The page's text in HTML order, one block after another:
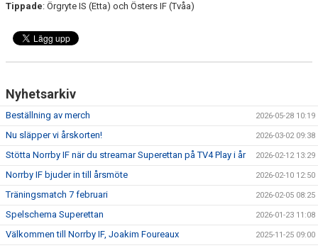
Tippade: Örgryte IS (Etta) och Östers IF (Tvåa)
Nyhetsarkiv
Beställning av merch 2026-05-28 10:19
Nu släpper vi årskorten! 2026-03-02 09:38
Stötta Norrby IF när du streamar Superettan på TV4 Play i år 2026-02-12 13:29
Norrby IF bjuder in till årsmöte 2026-02-10 12:50
Träningsmatch 7 februari 2026-02-05 08:25
Spelschema Superettan 2026-01-23 11:08
Välkommen till Norrby IF, Joakim Foureaux 2025-11-25 09:00